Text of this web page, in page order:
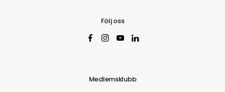
Följ oss
Medlemsklubb